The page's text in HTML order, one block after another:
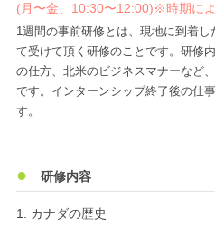
(月〜金、10:30〜12:00)※時期に
1週間の事前研修とは、現地に到着
て受けて頂く研修のことです。研修
の仕方、北米のビジネスマナーなど
です。インターンシップ終了後の仕
す。
研修内容
カナダの歴史